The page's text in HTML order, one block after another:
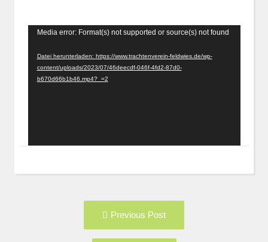
Video-
Media error: Format(s) not supported or source(s) not found
Datei herunterladen: https://www.trachtenverein-feldwies.de/wp-
content/uploads/2023/07/46deecdf-046f-4fd2-87d0-
b670d66b1b46.mp4?_=2
Previous Post
post: